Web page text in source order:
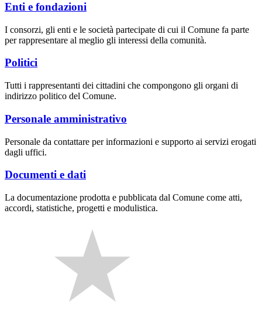
Enti e fondazioni
I consorzi, gli enti e le società partecipate di cui il Comune fa parte
per rappresentare al meglio gli interessi della comunità.
Politici
Tutti i rappresentanti dei cittadini che compongono gli organi di
indirizzo politico del Comune.
Personale amministrativo
Personale da contattare per informazioni e supporto ai servizi erogati
dagli uffici.
Documenti e dati
La documentazione prodotta e pubblicata dal Comune come atti,
accordi, statistiche, progetti e modulistica.